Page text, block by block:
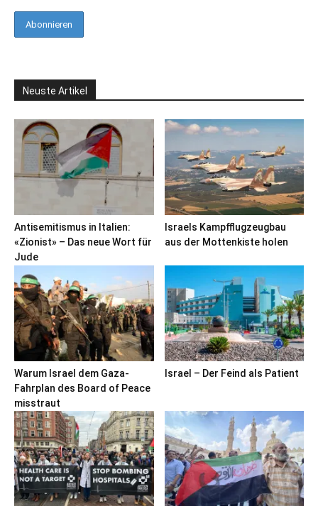
Neuste Artikel
Antisemitismus in Italien:
«Zionist» – Das neue Wort für
Jude
Israels Kampfflugzeugbau
aus der Mottenkiste holen
Warum Israel dem Gaza-
Fahrplan des Board of Peace
misstraut
Israel – Der Feind als Patient